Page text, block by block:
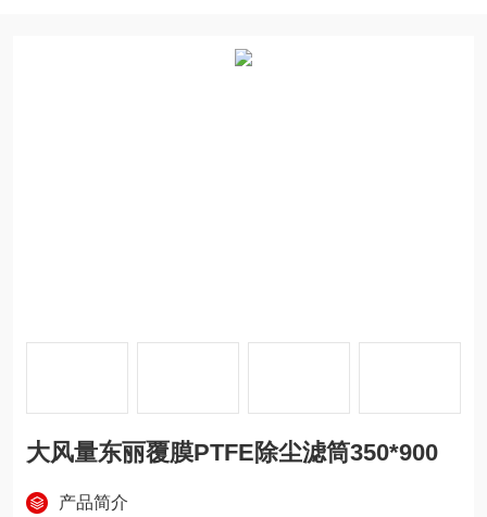
大风量东丽覆膜PTFE除尘滤筒350*900
产品简介